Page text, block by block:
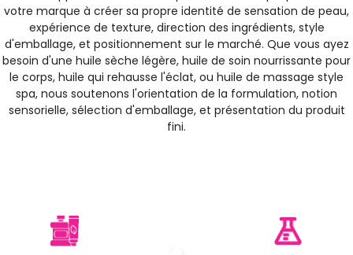
votre marque à créer sa propre identité de sensation de peau,
expérience de texture, direction des ingrédients, style
d'emballage, et positionnement sur le marché. Que vous ayez
besoin d'une huile sèche légère, huile de soin nourrissante pour
le corps, huile qui rehausse l'éclat, ou huile de massage style
spa, nous soutenons l'orientation de la formulation, notion
sensorielle, sélection d'emballage, et présentation du produit
fini.